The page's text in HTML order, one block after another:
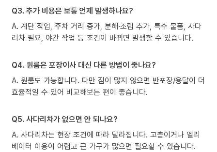
Q3. 추가 비용은 보통 언제 발생하나요?
A. 계단 작업, 주차 거리 증가, 분해·조립 추가, 특수 물품, 사다
리차 필요, 야간 작업 등 조건이 바뀌면 발생할 수 있습니다.
Q4. 원룸은 포장이사 대신 다른 방법이 좋나요?
A. 원룸도 가능합니다. 다만 짐이 많지 않으면 반포장/용달이 더
효율적일 수 있어 비교해보는 편이 좋습니다.
Q5. 사다리차가 없으면 안 되나요?
A. 사다리차는 현장 조건에 따라 달라집니다. 고층이거나 엘리
베이터 이용이 어렵고 큰 가구가 많으면 필요할 수 있습니다.